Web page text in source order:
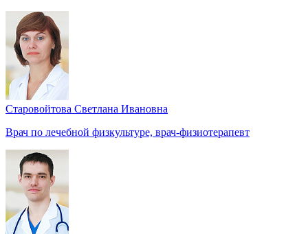
Старовойтова Светлана Ивановна
Врач по лечебной физкультуре, врач-физиотерапевт